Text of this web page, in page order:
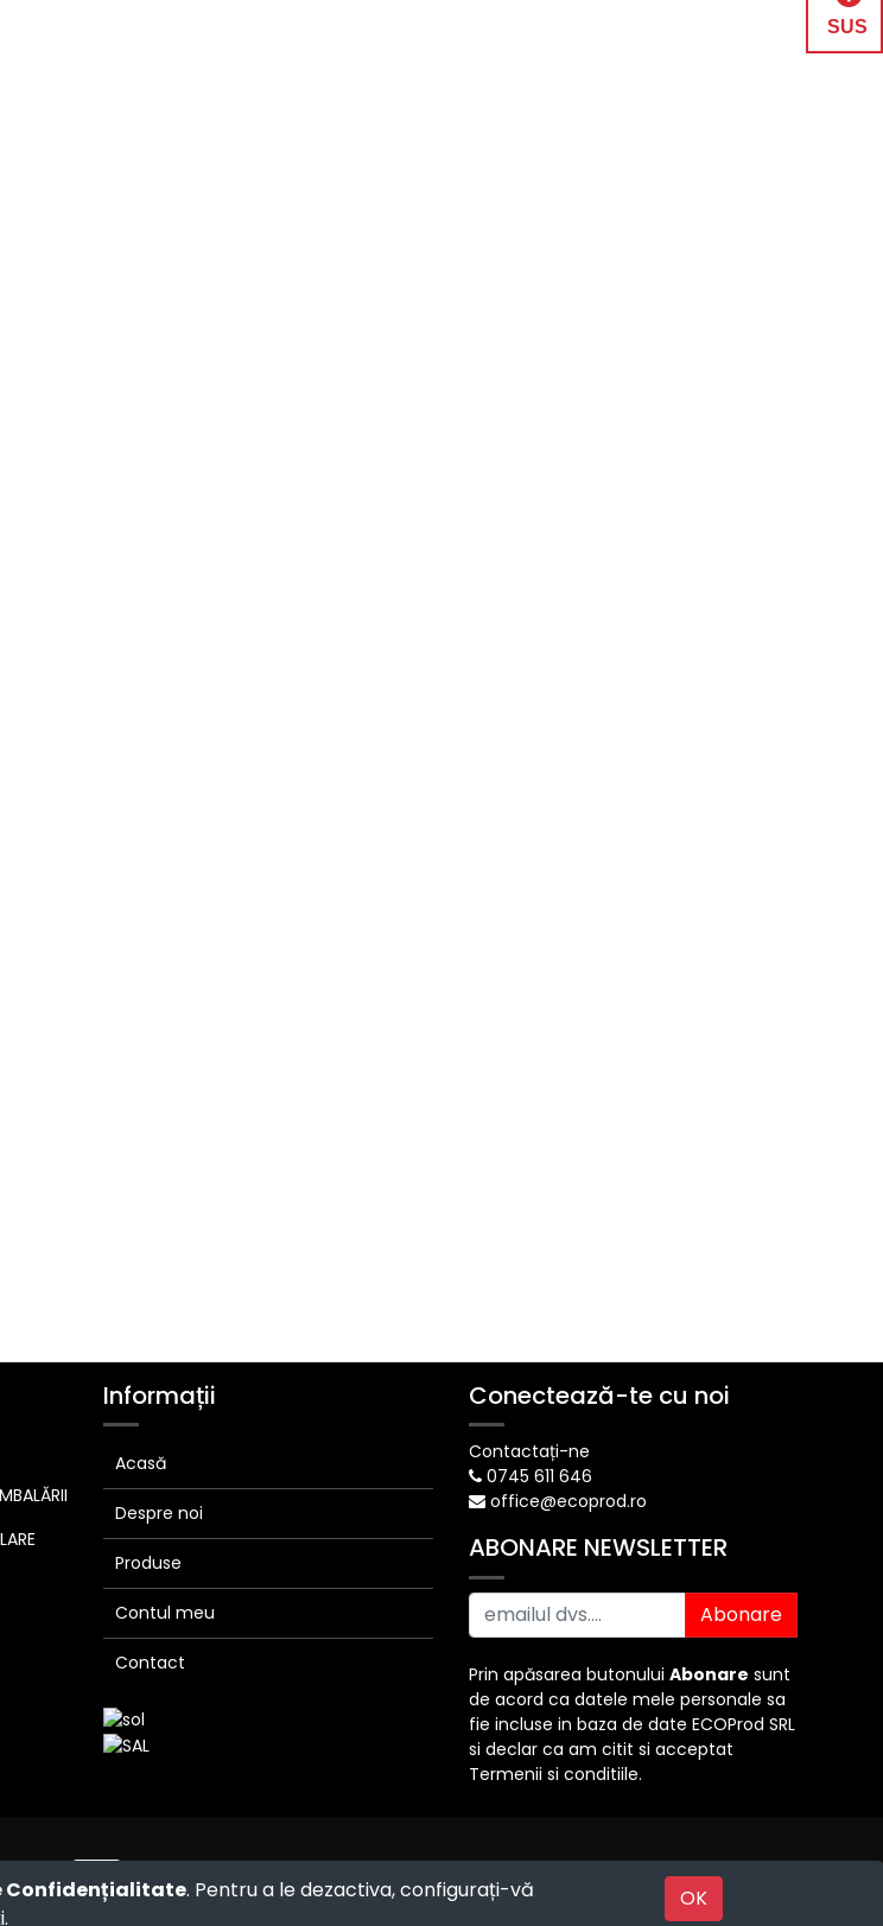
Confidențialitate. Pentru a le dezactiva, configurați-vă
OK
Informații
Acasă
Despre noi
Produse
Contul meu
Contact
Conectează-te cu noi
Contactați-ne
0745 611 646
office@ecoprod.ro
ABONARE NEWSLETTER
Abonare
Prin apăsarea butonului Abonare sunt
de acord ca datele mele personale sa
fie incluse in baza de date ECOProd SRL
si declar ca am citit si acceptat
Termenii si conditiile.
eCommerce
Powered by
SUS